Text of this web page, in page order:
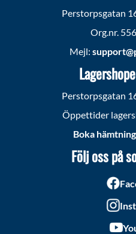
Perstorpsgatan
Org.nr.
Mejl:
Perstorpsgatan
Öppettider
Boka
Följ oss på